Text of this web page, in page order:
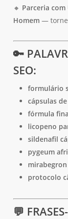
🔸 Parceria
Homem— torne-
🔑
SEO:
formulário
cápsulas
fórmula
licopeno
sildenafil
pygeum
protocolo
💬